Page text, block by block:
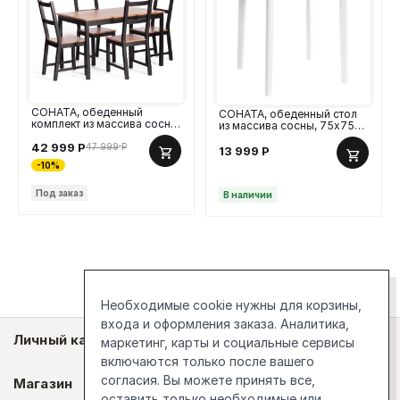
СОНАТА, обеденный
комплект из массива сосны,
стол и 4 стула, 120х75 см,
антик/черный
42 999 Р47 999 Р
-10%
Под заказ
СОНАТА, обеденный стол
из массива сосны, 75х75
13 999 Р
В наличии
Личный кабинет
Магазин
Необходимые cookie нужны для корзины,
входа и оформления заказа. Аналитика,
маркетинг, карты и социальные сервисы
включаются только после вашего
согласия. Вы можете принять все,